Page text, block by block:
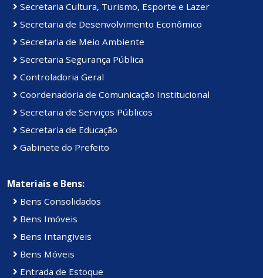
Secretaria Cultura, Turismo, Esporte e Lazer
Secretaria de Desenvolvimento Econômico
Secretaria de Meio Ambiente
Secretaria Segurança Pública
Controladoria Geral
Coordenadoria de Comunicação Institucional
Secretaria de Serviços Públicos
Secretaria de Educação
Gabinete do Prefeito
Materiais e Bens:
Bens Consolidados
Bens Imóveis
Bens Intangiveis
Bens Móveis
Entrada de Estoque